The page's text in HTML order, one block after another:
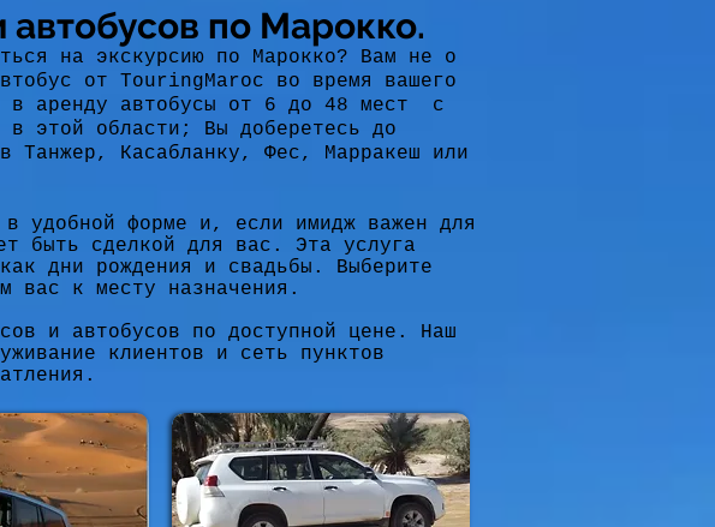
по Марокко.
на экскурсию по Марокко? Вам не о
от TouringMaroc во время вашего
в аренду автобусы от 6 до 48 мест
с
в этой области; Вы доберетесь до
Танжер, Касабланку, Фес, Марракеш или
удобной форме и, если имидж важен для
быть сделкой для вас. Эта услуга
дни рождения и свадьбы. Выберите
вас к месту назначения.
и автобусов по доступной цене. Наш
клиентов и сеть пунктов